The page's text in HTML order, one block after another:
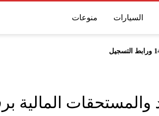
السيارات منوعات